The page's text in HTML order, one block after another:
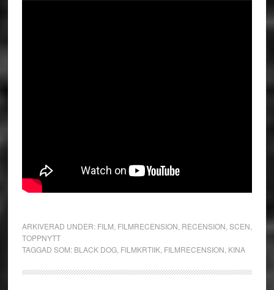
ARKIVERAD UNDER: FILM FILMRECENSION RECENSION SCEN
TOPPNYTT
TAGGAD SOM: BLACK DOG, FILMKRTIIK, FILMRECENSION KINA